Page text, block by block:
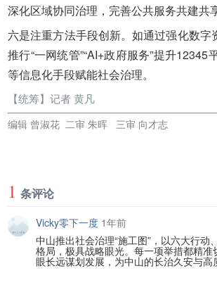
深化区域协同治理，完善公共服务共建共
六是注重方法手段创新。如通过强化数字
推行“一网统管”“AI+政府服务”提升
等信息化手段赋能社会治理。
【统筹】记者 黄凡
编辑 曾淑花 二审 朱晖 三审 向才志
1 条评论
Vicky零下一度 1年前
中山推出社会治理“施工图”，以六大行
格局，极具战略眼光。每一项举措都精
眼长远谋划发展，为中山的长治久安与